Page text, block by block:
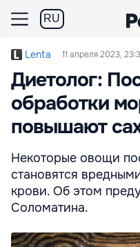
RU
Lenta 11 апреля 2023,
Диетолог:
обработки
повышают
Некоторые овощи
становятся
крови. Об этом
Соломатина.